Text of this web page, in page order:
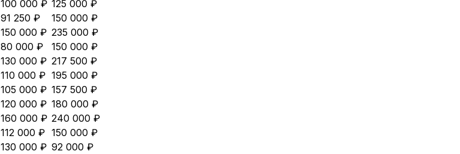
100 000 ₽ 125 000 ₽
91 250 ₽
150 000 ₽
150 000 ₽ 235 000 ₽
80 000 ₽
150 000 ₽
130 000 ₽ 217 500 ₽
110 000 ₽ 195 000 ₽
105 000 ₽ 157 500 ₽
120 000 ₽ 180 000 ₽
160 000 ₽ 240 000 ₽
112 000 ₽ 150 000 ₽
130 000 ₽ 92 000 ₽